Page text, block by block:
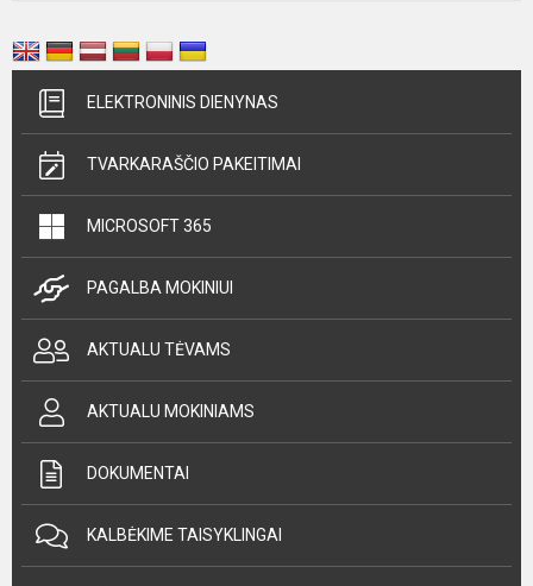
ELEKTRONINIS DIENYNAS
TVARKARAŠČIO PAKEITIMAI
MICROSOFT 365
PAGALBA MOKINIUI
AKTUALU TĖVAMS
AKTUALU MOKINIAMS
DOKUMENTAI
KALBĖKIME TAISYKLINGAI